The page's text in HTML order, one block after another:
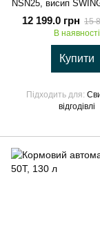
NSN25, висип SWING
подачі води
12 199.0 грн 15
В наявності
Купити
Підходить для
відгодівлі